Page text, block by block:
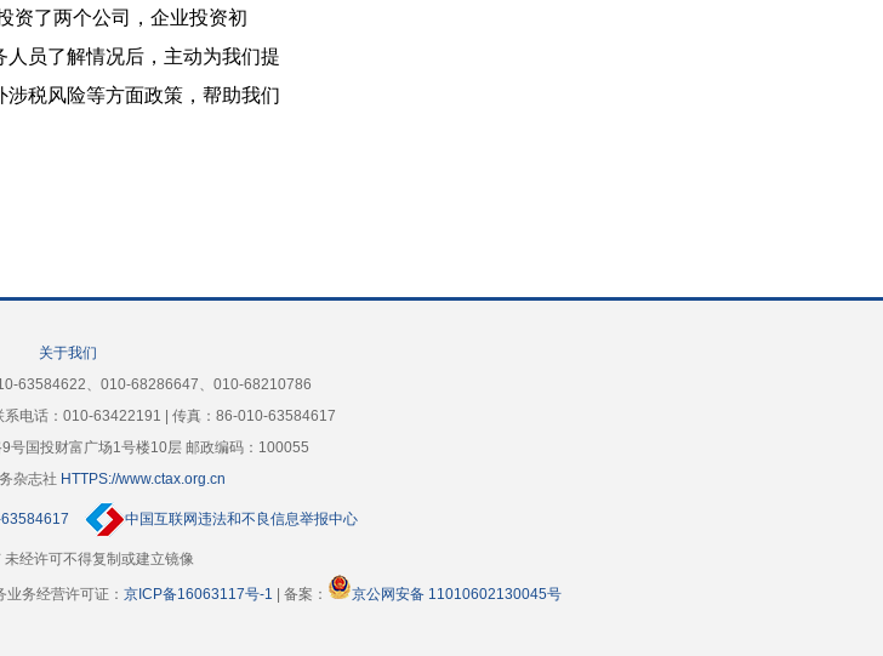
资了两个公司，企业投资初
员了解情况后，主动为我们提
税风险等方面政策，帮助我们
关于我们
63584622、010-68286647、010-68210786
系电话：010-63422191 | 传真：86-010-63584617
号国投财富广场1号楼10层 邮政编码：100055
杂志社 HTTPS://www.ctax.org.cn
中国互联网违法和不良信息举报中心
未经许可不得复制或建立镜像
务经营许可证： 京ICP备16063117号-1 | 备案： 京公网安备 11010602130045号